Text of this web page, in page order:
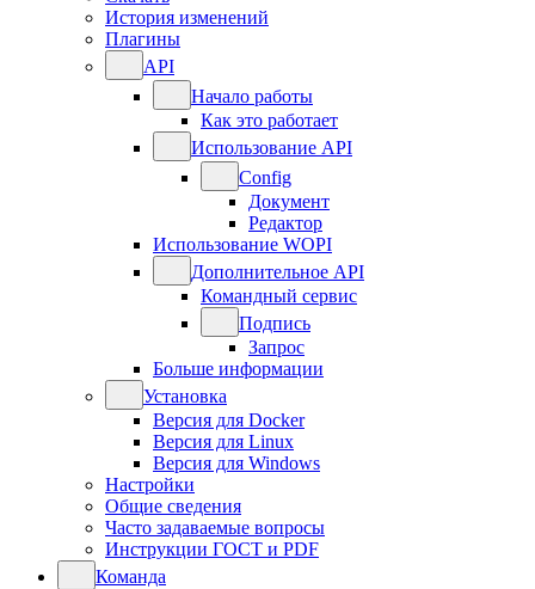
История изменений
Плагины
API
Начало работы
Как это работает
Использование API
Config
Документ
Редактор
Использование WOPI
Дополнительное API
Командный сервис
Подпись
Запрос
Больше информации
Установка
Версия для Docker
Версия для Linux
Версия для Windows
Настройки
Общие сведения
Часто задаваемые вопросы
Инструкции ГОСТ и PDF
Команда